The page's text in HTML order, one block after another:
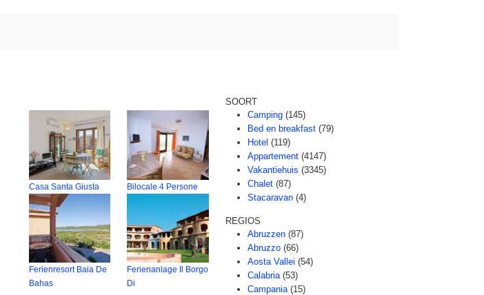
Casa Santa Giusta Bilocale 4 Persone
Ferienresort Baia De
Bahas
Ferienanlage Il Borgo
Di
SOORT
Camping (145)
Bed en breakfast (79)
Hotel (119)
Appartement (4147)
Vakantiehuis (3345)
Chalet (87)
Stacaravan (4)
REGIOS
Abruzzen (87)
Abruzzo (66)
Aosta Vallei (54)
Calabria (53)
Campania (15)